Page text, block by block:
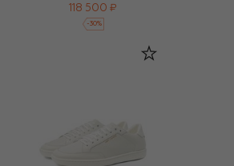
118 500 ₽
-30%